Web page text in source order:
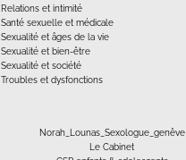
Relations et intimité
Santé sexuelle et médicale
Sexualité et âges de la vie
Sexualité et bien-être
Sexualité et société
Troubles et dysfonctions
Norah_Lounas_Sexologue_genêve
Le Cabinet